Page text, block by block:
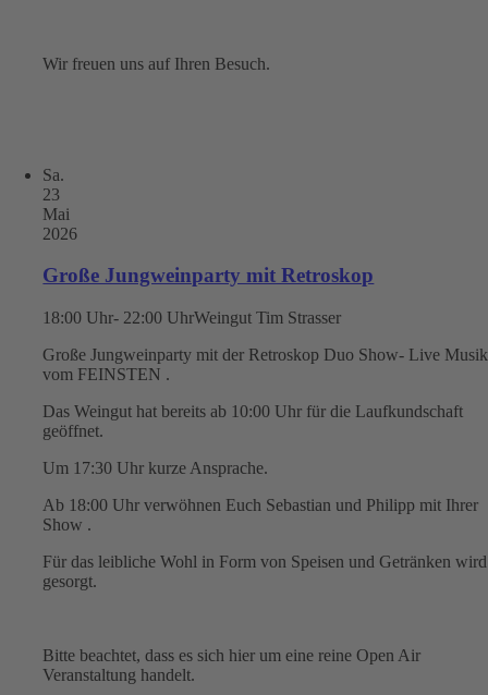
Wir freuen uns auf Ihren Besuch.
Sa.
23
Mai
2026
Große Jungweinparty mit Retroskop
18:00 Uhr- 22:00 UhrWeingut Tim Strasser
Große Jungweinparty mit der Retroskop Duo Show- Live Musik
vom FEINSTEN .
Das Weingut hat bereits ab 10:00 Uhr für die Laufkundschaft
geöffnet.
Um 17:30 Uhr kurze Ansprache.
Ab 18:00 Uhr verwöhnen Euch Sebastian und Philipp mit Ihrer
Show .
Für das leibliche Wohl in Form von Speisen und Getränken wird
gesorgt.
Bitte beachtet, dass es sich hier um eine reine Open Air
Veranstaltung handelt.